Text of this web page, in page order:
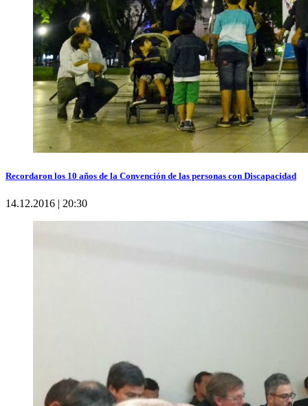
Recordaron los 10 años de la Convención de las personas con Discapacidad
14.12.2016 | 20:30